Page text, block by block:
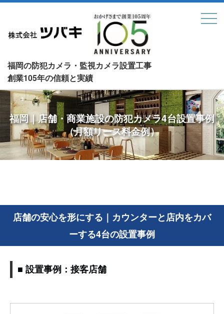
福岡の防犯カメラ・監視カメラ設置工事
創業105年の信頼と実績
福岡｜店舗・商業施設の防犯カメラ4台設置事例
（月額リース料金例）
店舗の安心を形にする｜カウンターと店内をカバ
ーする4台の設置事例
■ 設置事例：接客店舗